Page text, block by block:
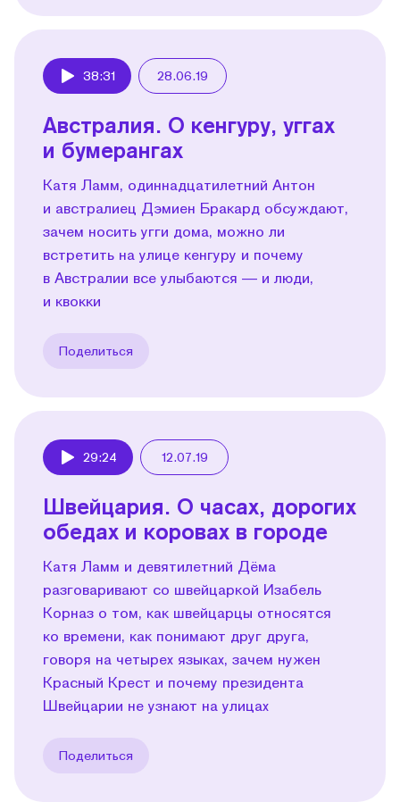
38:31 28.06.19
Австралия. О кенгуру, уггах
и бумерангах
Катя Ламм, одиннадцатилетний Антон
и австралиец Дэмиен Бракард обсуждают,
зачем носить угги дома, можно ли
встретить на улице кенгуру и почему
в Австралии все улыбаются — и люди,
и квокки
Поделиться
29:24 12.07.19
Швейцария. О часах, дорогих
обедах и коровах в городе
Катя Ламм и девятилетний Дёма
разговаривают со швейцаркой Изабель
Корназ о том, как швейцарцы относятся
ко времени, как понимают друг друга,
говоря на четырех языках, зачем нужен
Красный Крест и почему президента
Швейцарии не узнают на улицах
Поделиться